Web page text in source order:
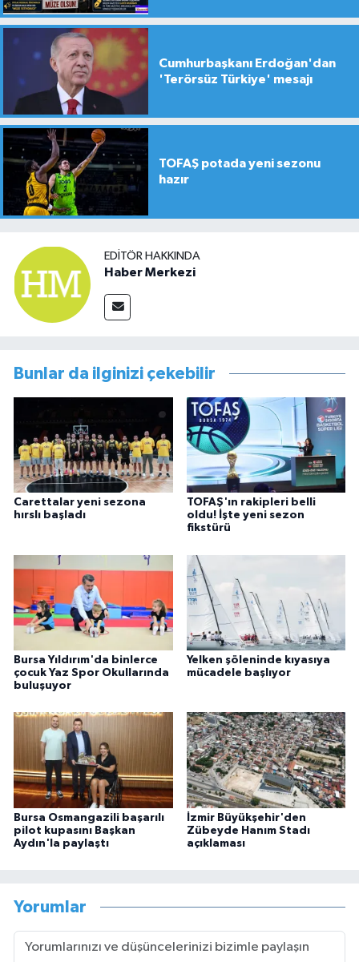
Cumhurbaşkanı Erdoğan'dan
'Terörsüz Türkiye' mesajı
TOFAŞ potada yeni sezonu
hazır
EDITÖR HAKKINDA
Haber Merkezi
Bunlar da ilginizi çekebilir
Carettalar yeni sezona
hırslı başladı
TOFAŞ'ın rakipleri belli
oldu! İşte yeni sezon
fikstürü
Bursa Yıldırım'da binlerce
çocuk Yaz Spor Okullarında
buluşuyor
Yelken şöleninde kıyasıya
mücadele başlıyor
Bursa Osmangazili başarılı
pilot kupasını Başkan
Aydın'la paylaştı
İzmir Büyükşehir'den
Zübeyde Hanım Stadı
açıklaması
Yorumlar